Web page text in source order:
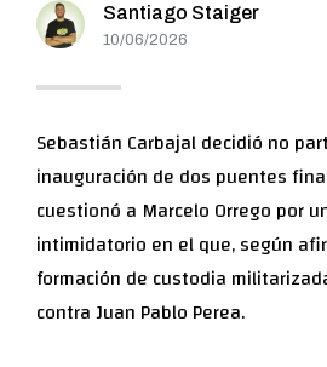
Santiago Staiger
10/06/2026
Sebastián Carbajal decidió no
inauguración de dos puentes
cuestionó a Marcelo Orrego por
intimidatorio en el que, según
formación de custodia
contra Juan Pablo Perea.